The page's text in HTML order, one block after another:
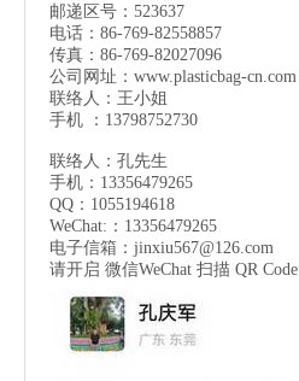
邮递区号：523637
电话：86-769-82558857
传真：86-769-82027096
公司网址： www.plasticbag-cn.com
联络人：王小姐
手机 ：13798752730
联络人：孔先生
手机：13356479265
QQ：1055194618
WeChat:：13356479265
电子信箱： jinxiu567@126.com
请开启 微信WeChat 扫描 QR Code